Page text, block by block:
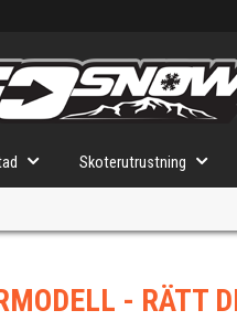
Skoterutrustning
- RÄTT